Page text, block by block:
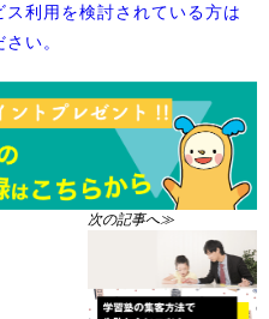
利用を検討されている方は
い。
次の記事へ≫